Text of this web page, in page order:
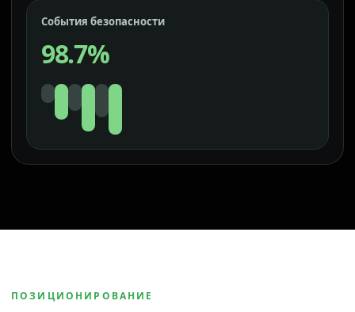
События безопасности
98.7%
ПОЗИЦИОНИРОВАНИЕ